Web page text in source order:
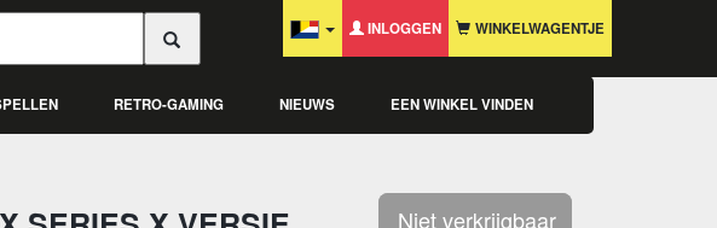
INLOGGEN WINKELWAGENTJE
RETRO-GAMING NIEUWS EEN WINKEL VINDEN
Niet verkrijgbaar